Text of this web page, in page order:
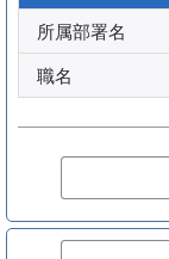
所属部署名
職名